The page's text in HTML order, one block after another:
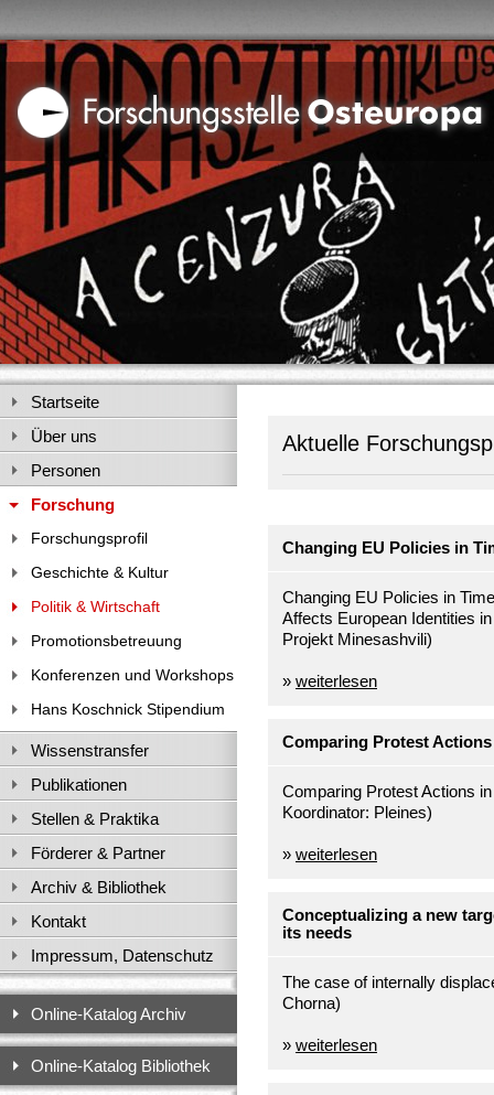
Aktuelle
Changing EU Policies in
Changing EU Policies in
Affects European Identities
Projekt Minesashvili)
» weiterlesen
Comparing Protest Actions
Comparing Protest Actions
Koordinator: Pleines)
» weiterlesen
Conceptualizing a new
its needs
The case of internally
Chorna)
» weiterlesen
Startseite
Über uns
Personen
Forschung
Forschungsprofil
Geschichte & Kultur
Politik & Wirtschaft
Promotionsbetreuung
Konferenzen und Workshops
Hans Koschnick Stipendium
Wissenstransfer
Publikationen
Stellen & Praktika
Förderer & Partner
Archiv & Bibliothek
Kontakt
Impressum, Datenschutz
Online-Katalog Archiv
Online-Katalog Bibliothek